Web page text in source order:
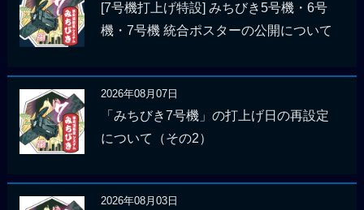
[7号機打上げ特設] みちびき5号機・6号
機・7号機 統合ポスターの公開について
2026年08月07日
「みちびき7号機」の打上げ日の再設定
について（その2）
2026年08月03日